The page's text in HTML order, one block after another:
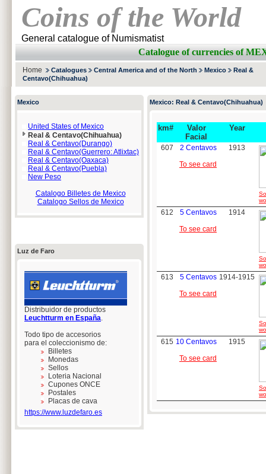
Coins of the World
General catalogue of Numismatist
Catalogue of currencies of
Home Catalogues Central America and of the North Mexico
Real &
Centavo(Chihuahua)
Mexico
United States of Mexico
Real & Centavo(Chihuahua)
Real & Centavo(Durango)
Real & Centavo(Guerrero: Atlixtac)
Real & Centavo(Oaxaca)
Real & Centavo(Puebla)
New Peso
Catalogo Billetes de Mexico
Catalogo Sellos de Mexico
Luz de Faro
Distribuidor de productos
Leuchtturm en España.
Todo tipo de accesorios
para el coleccionismo de:
Billetes
Monedas
Sellos
Loteria Nacional
Cupones ONCE
Postales
Placas de cava
https://www.luzdefaro.es
Mexico: Real & Centavo(Chihuahua)
km#
Valor
Facial
Year
607
2 Centavos
To see card
1913
612
5 Centavos
To see card
1914
613
5 Centavos
To see card
1914-1915
615 10 Centavos
To see card
1915